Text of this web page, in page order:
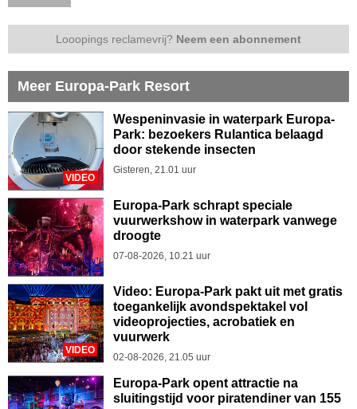
Looopings reclamevrij? Neem een abonnement
Meer Europa-Park Resort
VIDEO
Wespeninvasie in waterpark Europa-
Park: bezoekers Rulantica belaagd
door stekende insecten
Gisteren, 21.01 uur
Europa-Park schrapt speciale
vuurwerkshow in waterpark vanwege
droogte
07-08-2026, 10.21 uur
VIDEO
Video: Europa-Park pakt uit met gratis
toegankelijk avondspektakel vol
videoprojecties, acrobatiek en
vuurwerk
02-08-2026, 21.05 uur
Europa-Park opent attractie na
sluitingstijd voor piratendiner van 155